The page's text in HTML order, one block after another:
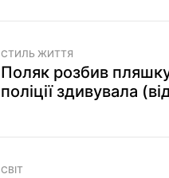
СТИЛЬ ЖИТТЯ
Поляк розбив
поліції здивувала
СВІТ